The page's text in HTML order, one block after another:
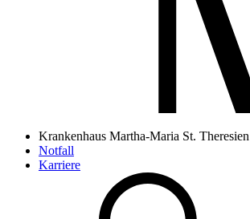
Krankenhaus Martha-Maria St. Theresien
Notfall
Karriere